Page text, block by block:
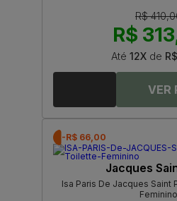
R$
R$
Até 12X de
-R$ 66,00
Jacques
Isa Paris De Jacques Saint
Feminino